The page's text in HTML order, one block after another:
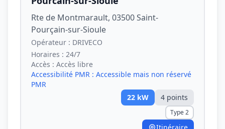
Rte de Montmarault, 03500 Saint-
Pourçain-sur-Sioule
Opérateur : DRIVECO
Horaires : 24/7
Accès : Accès libre
Accessibilité PMR : Accessible mais non réservé
PMR
22 kW 4 points
Type 2